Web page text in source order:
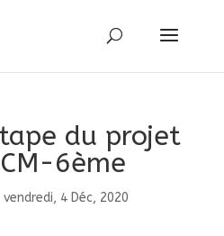
du projet
6ème
vendredi, 4 Déc, 2020